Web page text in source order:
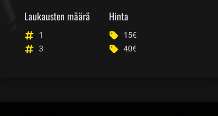
Laukausten määrä
1
3
Hinta
15€
40€